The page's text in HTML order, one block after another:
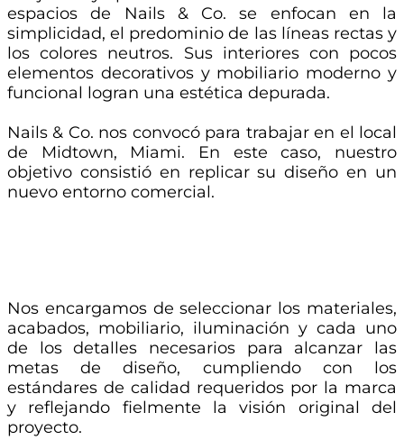
espacios de Nails & Co. se enfocan en la
simplicidad, el predominio de las líneas rectas y
los colores neutros. Sus interiores con pocos
elementos decorativos y mobiliario moderno y
funcional logran una estética depurada.
Nails & Co. nos convocó para trabajar en el local
de Midtown, Miami. En este caso, nuestro
objetivo consistió en replicar su diseño en un
nuevo entorno comercial.
Nos encargamos de seleccionar los materiales,
acabados, mobiliario, iluminación y cada uno
de los detalles necesarios para alcanzar las
metas de diseño, cumpliendo con los
estándares de calidad requeridos por la marca
y reflejando fielmente la visión original del
proyecto.